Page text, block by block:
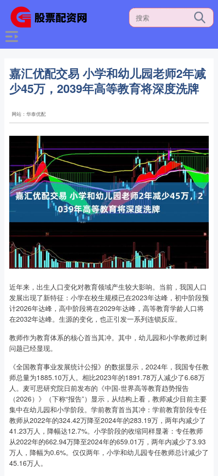
嘉汇优配交易 小学和幼儿园老师2年减
少45万，2039年高等教育将深度洗牌
网站：华泰优配
近年来，出生人口变化对教育领域产生较大影响。当前，我国人口
发展出现了新特征：小学在校生规模已在2023年达峰，初中阶段预
计2026年达峰，高中阶段将在2029年达峰，高等教育学龄人口将
在2032年达峰。生源的变化，也正引发一系列连锁反应。
教师作为教育体系的核心首当其冲。其中，幼儿园和小学教师过剩
问题已经显现。
《全国教育事业发展统计公报》的数据显示，2024年，我国专任教
师总量为1885.10万人。相比2023年的1891.78万人减少了6.68万
人。麦可思研究院日前发布的《中国-世界高等教育趋势报告
（2026）》（下称“报告”）显示，从结构上看，教师减少目前主要
集中在幼儿园和小学阶段。学前教育首当其冲：学前教育阶段专任
教师从2022年的324.42万降至2024年的283.19万，两年内减少了
41.23万人，降幅达12.7%。小学阶段的收缩同样显著：专任教师
从2022年的662.94万降至2024年的659.01万，两年内减少了3.93
万人，降幅为0.6%。仅仅两年，小学和幼儿园专任教师总计减少了
45.16万人。